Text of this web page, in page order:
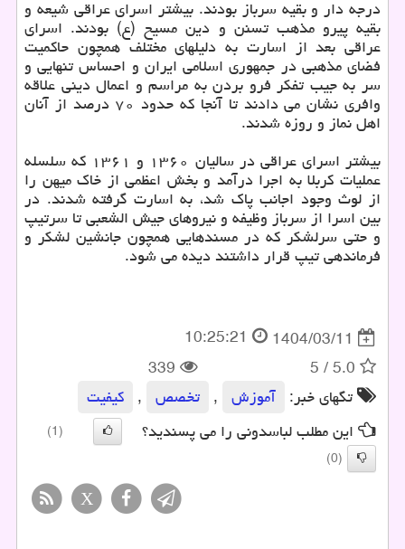
درجه دار و بقیه سرباز بودند. بیشتر اسرای عراقی شیعه و
بقیه پیرو مذهب تسنن و دین مسیح (ع) بودند. اسرای
عراقی بعد از اسارت به دلیلهای مختلف همچون حاکمیت
فضای مذهبی در جمهوری اسلامی ایران و احساس تنهایی و
سر به جیب تفکر فرو بردن به مراسم و اعمال دینی علاقه
وافری نشان می دادند تا آنجا که حدود ۷۰ درصد از آنان
اهل نماز و روزه شدند.
بیشتر اسرای عراقی در سالیان ۱۳۶۰ و ۱۳۶۱ که سلسله
عملیات کربلا به اجرا درآمد و بخش اعظمی از خاک میهن را
از لوث وجود اجانب پاک شد، به اسارت گرفته شدند. در
بین اسرا از سرباز وظیفه و نیروهای جیش الشعبی تا سرتیپ
و حتی سرلشکر که در مسندهایی همچون جانشین لشکر و
فرماندهی تیپ قرار داشتند دیده می شود.
1404/03/11
10:25:21
5.0
/
5
339
تگهای خبر: آموزش , تخصص , كیفیت
این مطلب لباسدونی را می پسندید؟
(1)
(0)
X